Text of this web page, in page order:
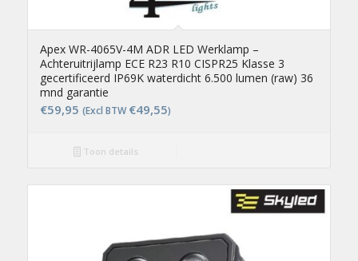
Apex WR-4065V-4M ADR LED Werklamp –
Achteruitrijlamp ECE R23 R10 CISPR25 Klasse 3
gecertificeerd IP69K waterdicht 6.500 lumen (raw) 36
mnd garantie
€59,95 (Excl BTW €49,55)
Toon details